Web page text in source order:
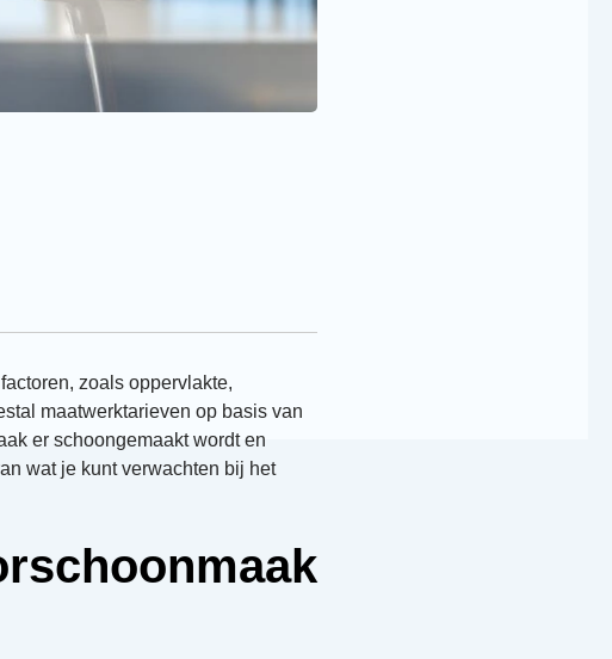
zoals oppervlakte,
maatwerktarieven op basis van
er schoongemaakt wordt en
wat je kunt verwachten bij het